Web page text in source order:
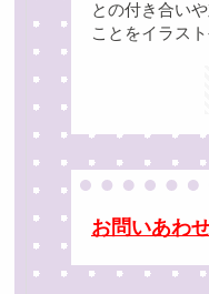
との付き合い
ことをイラス
お問いあわ